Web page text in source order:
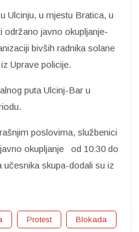
Ulcinju, u mjestu Bratica, u
održano javno okupljanje-
bivših radnika solane
Uprave policije.
puta Ulcinj-Bar u
poslovima, službenici
okupljanje od 10:30 do
skupa-dodali su iz
Protest Blokada